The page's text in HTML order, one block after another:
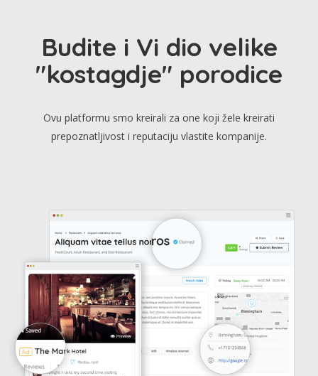
Budite i Vi dio velike
"kostagdje" porodice
Ovu platformu smo kreirali za one koji žele kreirati
prepoznatljivost i reputaciju vlastite kompanije.